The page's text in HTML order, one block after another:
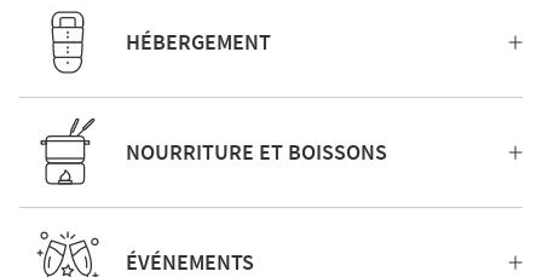
HÉBERGEMENT
NOURRITURE ET BOISSONS
ÉVÉNEMENTS